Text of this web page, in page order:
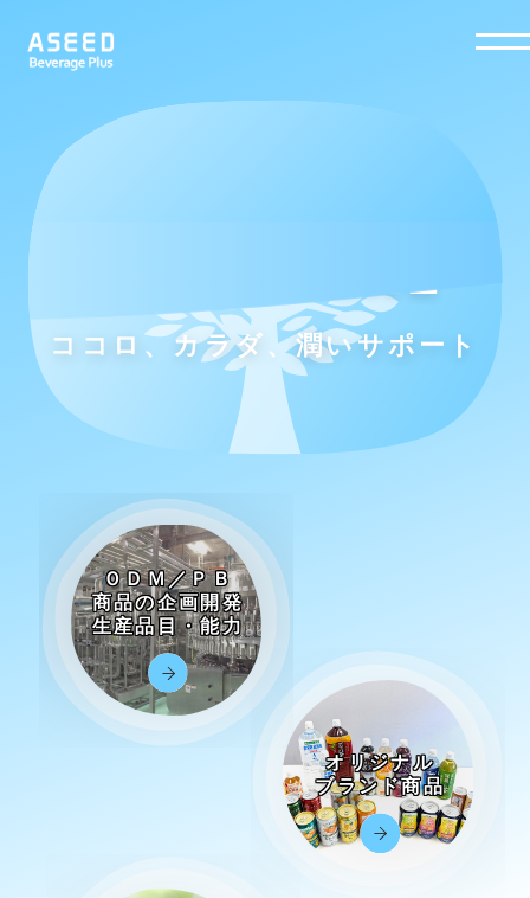
THE FUTURE
ココロ、カラダ、潤いサポート
ASEEDING
ＯＤＭ／ＰＢ
商品の企画開発
生産品目・能力
オリジナル
ブランド商品